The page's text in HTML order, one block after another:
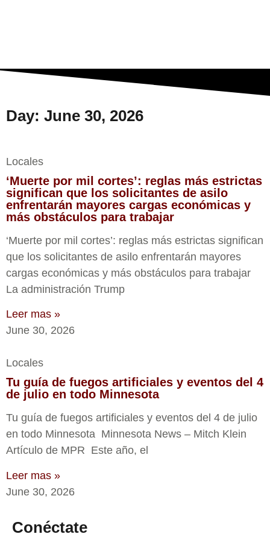
Day: June 30, 2026
Locales
‘Muerte por mil cortes’: reglas más estrictas
significan que los solicitantes de asilo
enfrentarán mayores cargas económicas y
más obstáculos para trabajar
‘Muerte por mil cortes’: reglas más estrictas significan
que los solicitantes de asilo enfrentarán mayores
cargas económicas y más obstáculos para trabajar
La administración Trump
Leer mas »
June 30, 2026
Locales
Tu guía de fuegos artificiales y eventos del 4
de julio en todo Minnesota
Tu guía de fuegos artificiales y eventos del 4 de julio
en todo Minnesota Minnesota News – Mitch Klein
Artículo de MPR Este año, el
Leer mas »
June 30, 2026
Conéctate